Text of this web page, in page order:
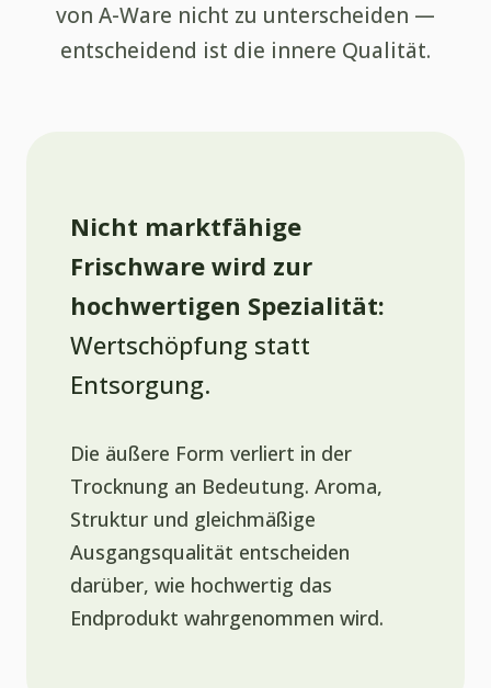
von A-Ware nicht zu unterscheiden —
entscheidend ist die innere Qualität.
Nicht marktfähige
Frischware wird zur
hochwertigen Spezialität:
Wertschöpfung statt
Entsorgung.
Die äußere Form verliert in der
Trocknung an Bedeutung. Aroma,
Struktur und gleichmäßige
Ausgangsqualität entscheiden
darüber, wie hochwertig das
Endprodukt wahrgenommen wird.